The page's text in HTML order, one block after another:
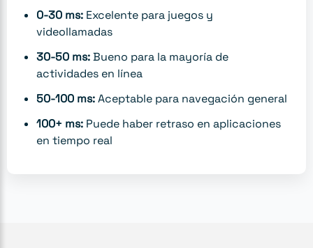
0-30 ms: Excelente para juegos y
videollamadas
30-50 ms:Bueno para la mayoría de
actividades en línea
50-100 ms:Aceptable para navegación general
100+ ms: Puede haber retraso en aplicaciones
en tiempo real